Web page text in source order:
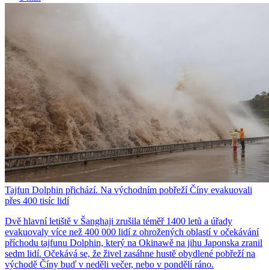
Tajfun Dolphin přichází. Na východním pobřeží Číny evakuovali
přes 400 tisíc lidí
Dvě hlavní letiště v Šanghaji zrušila téměř 1400 letů a úřady
evakuovaly více než 400 000 lidí z ohrožených oblastí v očekávání
příchodu tajfunu Dolphin, který na Okinawě na jihu Japonska zranil
sedm lidí. Očekává se, že živel zasáhne hustě obydlené pobřeží na
východě Číny buď v neděli večer, nebo v pondělí ráno.